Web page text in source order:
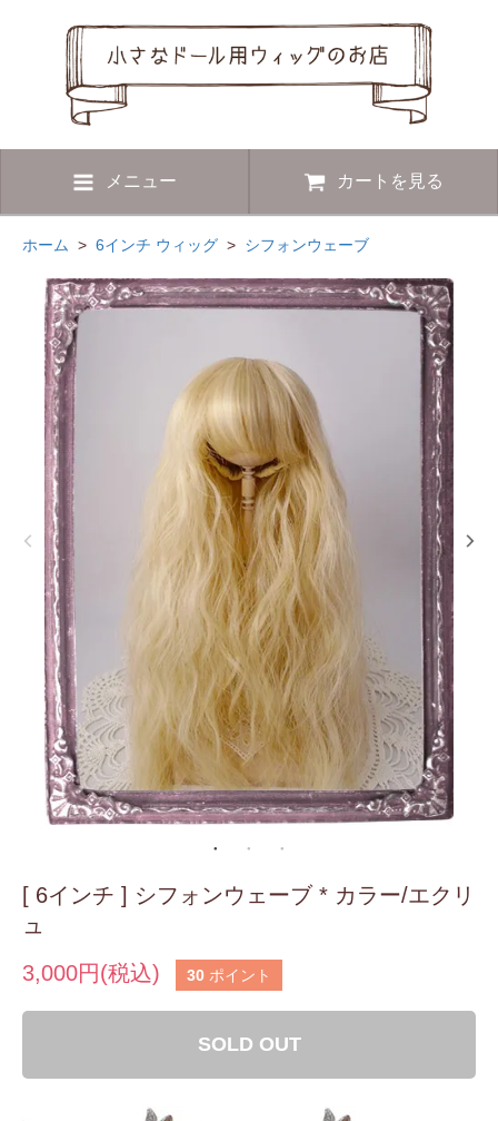
メニュー カートを見る
ホーム > 6インチ ウィッグ > シフォンウェーブ
[ 6インチ ] シフォンウェーブ * カラー/エクリ
ュ
3,000円(税込)
30 ポイント
SOLD OUT